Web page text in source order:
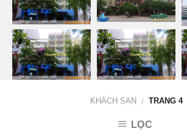
KHÁCH SẠN / TRANG 4
LỌC